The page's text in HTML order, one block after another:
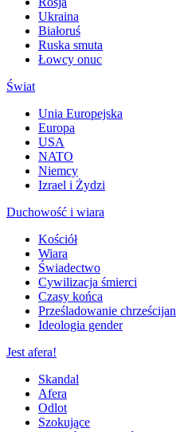
Ukraina
Białoruś
Ruska smuta
Łowcy onuc
Świat
Unia Europejska
Europa
USA
NATO
Niemcy
Izrael i Żydzi
Duchowość i wiara
Kościół
Wiara
Świadectwo
Cywilizacja śmierci
Czasy końca
Prześladowanie chrześcijan
Ideologia gender
Jest afera!
Skandal
Afera
Odlot
Szokujące